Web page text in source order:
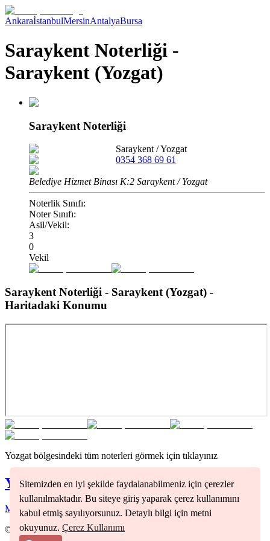
Sitemizden en iyi şekilde faydalanabilmeniz için çerezler
kullanılmaktadır. Bu siteye giriş yaparak çerez kullanımını
kabul etmiş sayılıyorsunuz. Detaylı bilgi için metni
okuyunuz. Çerez Kullanımı
AnkaraİstanbulMersinAntalyaBursa
Saraykent Noterliği -
Saraykent (Yozgat)
Saraykent Noterliği
Saraykent /Yozgat
0354 368 69 61
Belediye Hizmet Binası K:2 Saraykent / Yozgat
Noterlik Sınıfı:
Noter Sınıfı:
Asil/Vekil:
3
0
Vekil
Saraykent Noterliği - Saraykent (Yozgat) -
Haritadaki Konumu
Yozgat bölgesindeki tüm noterleri görmek için tıklayınız
YozgatNoterleri
Merkez (1
©
2026Nöbetçi Noter